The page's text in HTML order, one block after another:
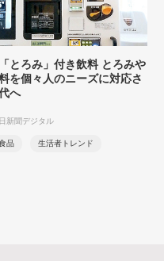
とろみ」付き飲料 とろみや
を個々人のニーズに対応さ
へ
新聞デジタル
品 生活者トレンド